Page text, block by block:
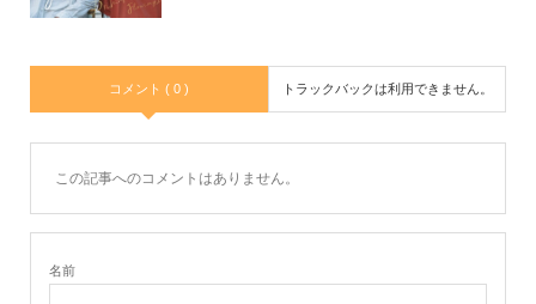
コメント ( 0 ) トラックバックは利用できません。
この記事へのコメントはありません。
名前